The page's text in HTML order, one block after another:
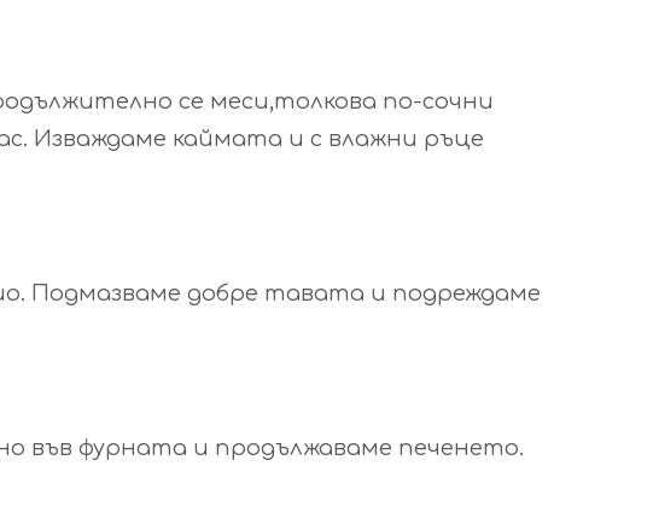
се меси,толкова по-сочни
Изваждаме каймата и с влажни ръце
Подмазваме добре тавата и подреждаме
във фурната и продължаваме печенето.